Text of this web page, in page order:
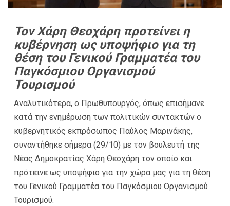
Τον Χάρη Θεοχάρη προτείνει η
κυβέρνηση ως υποψήφιο για τη
θέση του Γενικού Γραμματέα του
Παγκόσμιου Οργανισμού
Τουρισμού
Αναλυτικότερα, ο Πρωθυπουργός, όπως επισήμανε
κατά την ενημέρωση των πολιτικών συντακτών ο
κυβερνητικός εκπρόσωπος Παύλος Μαρινάκης,
συναντήθηκε σήμερα (29/10) με τον βουλευτή της
Νέας Δημοκρατίας Χάρη Θεοχάρη τον οποίο και
πρότεινε ως υποψήφιο για την χώρα μας για τη θέση
του Γενικού Γραμματέα του Παγκόσμιου Οργανισμού
Τουρισμού.